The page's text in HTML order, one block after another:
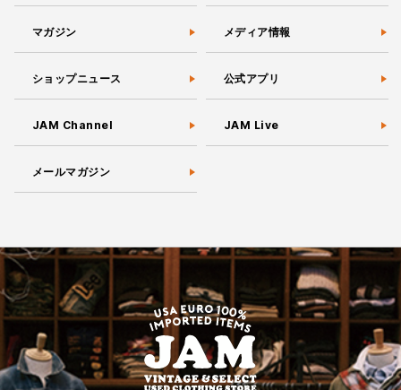
マガジン メディア情報
ショップニュース 公式アプリ
JAM Channel JAM Live
メールマガジン